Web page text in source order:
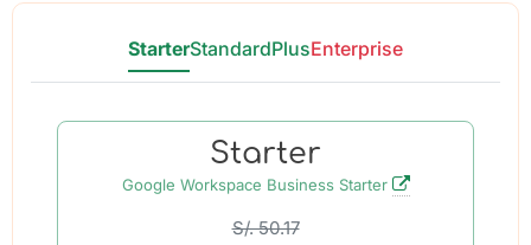
StarterStandardPlusEnterprise
Starter
Google Workspace Business Starter
S/. 50.17